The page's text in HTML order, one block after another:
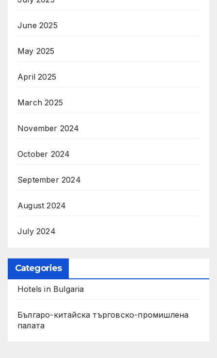
June 2025
May 2025
April 2025
March 2025
November 2024
October 2024
September 2024
August 2024
July 2024
Categories
Hotels in Bulgaria
Българо-китайска търговско-промишлена
палата